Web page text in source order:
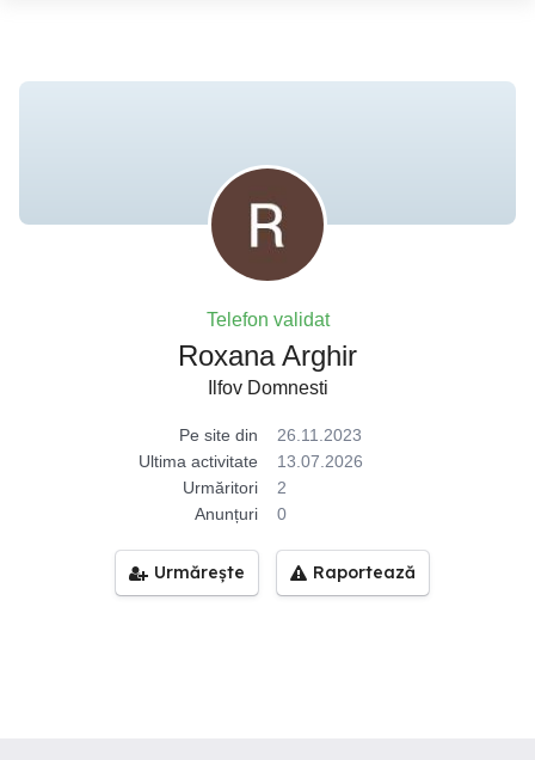
Telefon validat
Roxana Arghir
Ilfov Domnesti
Pe site din
26.11.2023
Ultima activitate
13.07.2026
Urmăritori
2
Anunțuri
0
Urmărește Raportează